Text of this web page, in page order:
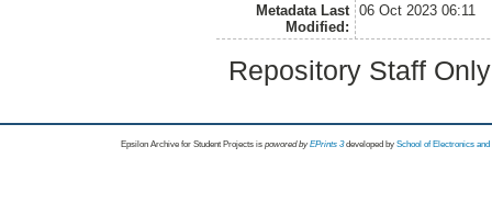
Metadata Last
Modified:
06 Oct 2023 06:11
Repository Staff
Epsilon Archive for Student Projects is powored byEPrints 3 developed by School of Electronics